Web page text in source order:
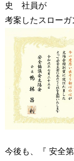
史 社員が
考案したスローガ
今後も、『 安全